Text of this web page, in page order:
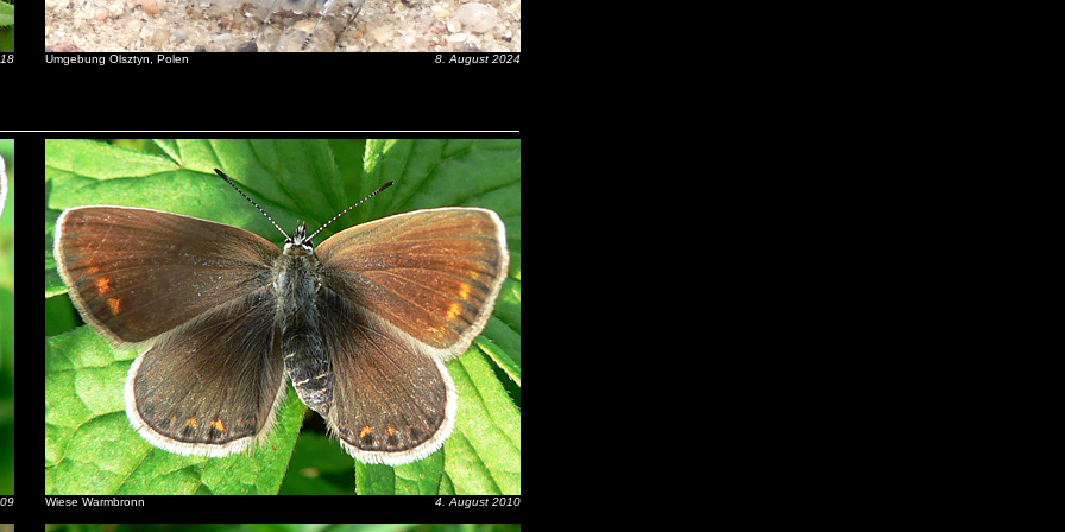
Umgebung Olsztyn, Polen 8. August 2024
Wiese Warmbronn 4. August 2010